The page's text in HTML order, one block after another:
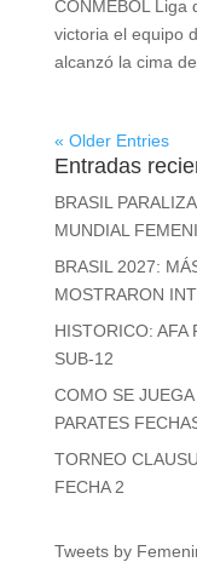
CONMEBOL Liga
victoria el equipo
alcanzó la cima de
« Older Entries
Entradas
BRASIL
MUNDIAL
BRASIL 2027:
MOSTRARON
HISTORICO: AFA
SUB-12
COMO SE
PARATES
TORNEO
FECHA 2
Tweets by